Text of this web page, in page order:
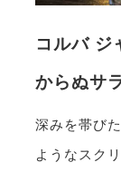
コルバ ジ
からぬサ
深みを帯び
ようなスク